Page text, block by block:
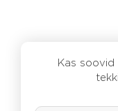
Kas